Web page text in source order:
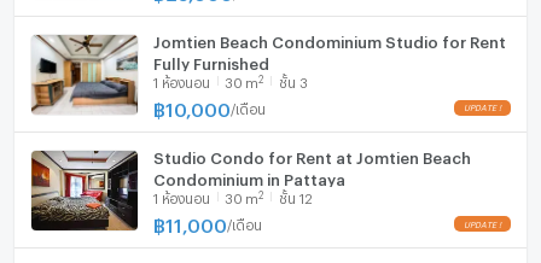
Jomtien Beach Condominium Studio for Rent
Fully Furnished
1 ห้องนอน 30 m2 ชั้น 3
฿10,000 /เดือน
Studio Condo for Rent at Jomtien Beach
Condominium in Pattaya
1 ห้องนอน 30 m2 ชั้น 12
฿11,000 /เดือน